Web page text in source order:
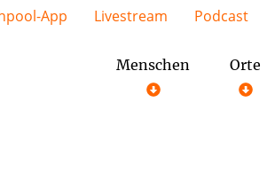
Menschen Orte
App Livestream Podcast